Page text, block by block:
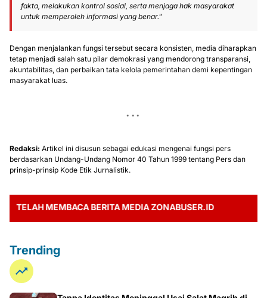
fakta, melakukan kontrol sosial, serta menjaga hak masyarakat
untuk memperoleh informasi yang benar."
Dengan menjalankan fungsi tersebut secara konsisten, media diharapkan
tetap menjadi salah satu pilar demokrasi yang mendorong transparansi,
akuntabilitas, dan perbaikan tata kelola pemerintahan demi kepentingan
masyarakat luas.
Redaksi: Artikel ini disusun sebagai edukasi mengenai fungsi pers
berdasarkan Undang-Undang Nomor 40 Tahun 1999 tentang Pers dan
prinsip-prinsip Kode Etik Jurnalistik.
MEMBACA BERITA MEDIA ZONABUSER.ID
Trending